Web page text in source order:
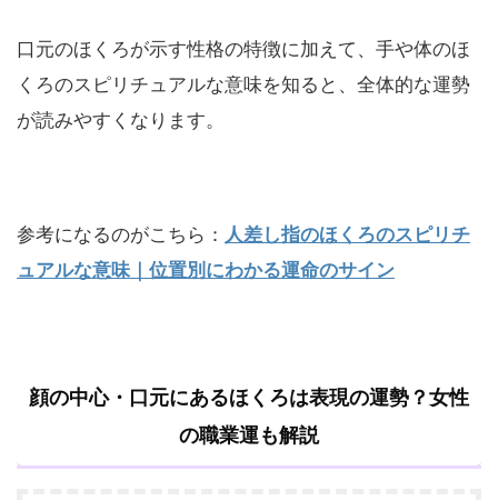
口元のほくろが示す性格の特徴に加えて、手や体のほ
くろのスピリチュアルな意味を知ると、全体的な運勢
が読みやすくなります。
参考になるのがこちら： 人差し指のほくろのスピリチ
ュアルな意味｜位置別にわかる運命のサイン
顔の中心・口元にあるほくろは表現の運勢？女性
の職業運も解説